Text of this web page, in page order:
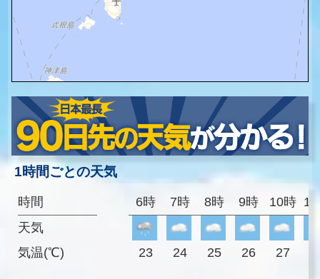
1時間ごとの天気
時間
天気
気温(℃)
6時 7時 8時 9時 10時
23 24 25 26 27